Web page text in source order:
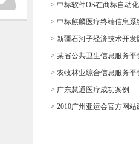
> 中标软件OS在商标自动
> 中标麒麟医疗终端信息系
> 新疆石河子经济技术开
> 某省公共卫生信息服务平
> 农牧林业综合信息服务平
> 广东慧通医疗成功案例
> 2010广州亚运会官方网